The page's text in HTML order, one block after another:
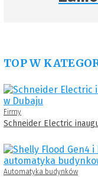
TOP W
Firmy
Schneider Electric
Automatyka budynków